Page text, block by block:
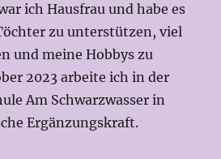
ich Hausfrau und habe es
zu unterstützen, viel
und meine Hobbys zu
2023 arbeite ich in der
Am Schwarzwasser in
Ergänzungskraft.